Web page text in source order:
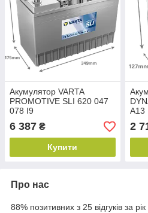
Акумулятор VARTA
PROMOTIVE SLI 620 047
078 I9
6 387 ₴
Купити
A13
2
Про нас
88% позитивних з 25 відгуків за рік